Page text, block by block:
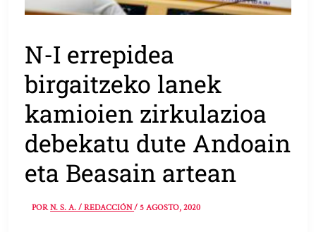
N-I errepidea
birgaitzeko lanek
kamioien zirkulazioa
debekatu dute Andoain
eta Beasain artean
PORN. S. A. / REDACCIÓN/5 AGOSTO, 2020